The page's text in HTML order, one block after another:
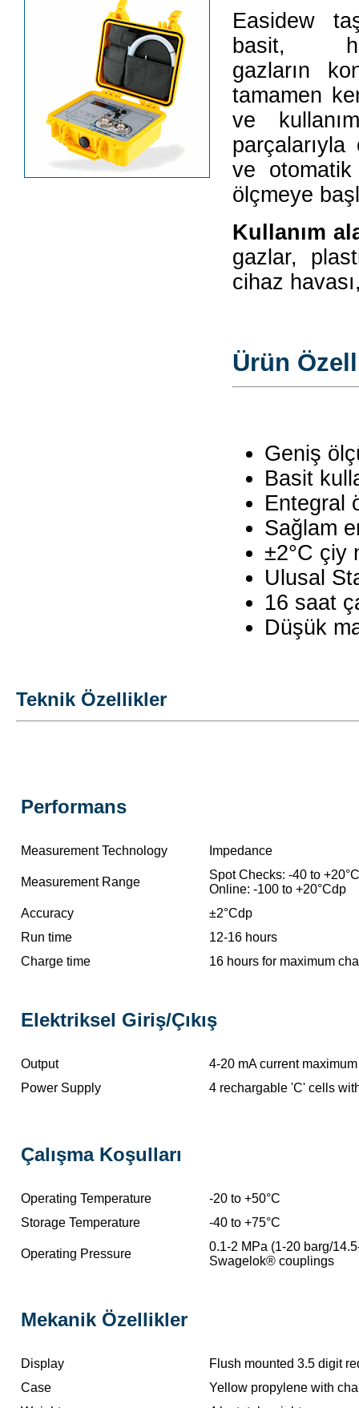
Easidew
basit,
gazların
tamamen
ve
ve otomatik
ölçmeye
Kullanım
gazlar,
cihaz
Ürün
Geniş
Basit
Entegral
Sağlam
±2°C çiy
Ulusal
16 saat
Düşük
Teknik Özellikler
Performans
Measurement Technology Impedance
Measurement Range
Spot Checks: -40 to
Online: -100 to +20°Cdp
Accuracy
±2°Cdp
Run time
12-16 hours
Charge time
16 hours for maximum
Elektriksel Giriş/Çıkış
Output
4-20 mA current
Power Supply
4 rechargable 'C' cells
Çalışma Koşulları
Operating Temperature
-20 to +50°C
Storage Temperature
-40 to +75°C
Operating Pressure
0.1-2 MPa (1-20 barg/
Swagelok® couplings
Mekanik Özellikler
Display
Flush mounted 3.5 digit
Case
Yellow propylene with